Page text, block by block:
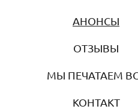
АНОНСЫ
ОТЗЫВЫ
МЫ ПЕЧАТАЕМ
КОНТАКТ